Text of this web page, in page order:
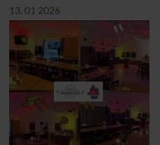
13. 01 2026